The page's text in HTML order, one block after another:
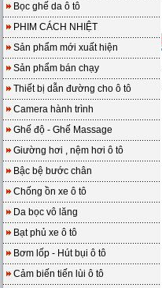
Bọc ghế da ô tô
PHIM CÁCH NHIỆT
Sản phẩm mới xuất hiện
Sản phẩm bán chạy
Thiết bị dẫn đường cho ô tô
Camera hành trình
Ghế độ - Ghế Massage
Giường hơi , nệm hơi ô tô
Bậc bệ bước chân
Chống ồn xe ô tô
Da bọc vô lăng
Bạt phủ xe ô tô
Bơm lốp - Hút bụi ô tô
Cảm biến tiến lùi ô tô